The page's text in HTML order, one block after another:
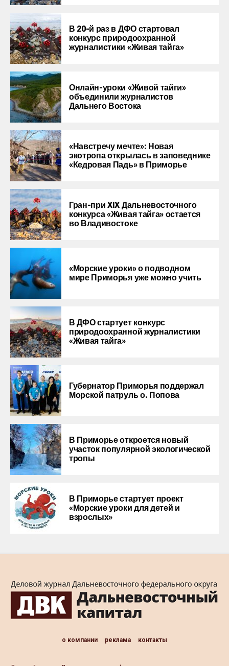
В 20-й раз в ДФО стартовал
конкурс природоохранной
журналистики «Живая тайга»
Онлайн-уроки «Живой тайги»
объединили журналистов
Дальнего Востока
«Навстречу мечте»: Новая
экотропа открылась в заповеднике
«Кедровая Падь» в Приморье
Гран-при XIX Дальневосточного
конкурса «Живая тайга» остается
во Владивостоке
«Морские уроки» о подводном
мире Приморья уже можно учить
В ДФО стартует конкурс
природоохранной журналистики
«Живая тайга»
Губернатор Приморья поддержал
Морской патруль о. Попова
В Приморье откроется новый
участок популярной экологической
тропы
В Приморье стартует проект
«Морские уроки для детей и
взрослых»
о компании реклама контакты